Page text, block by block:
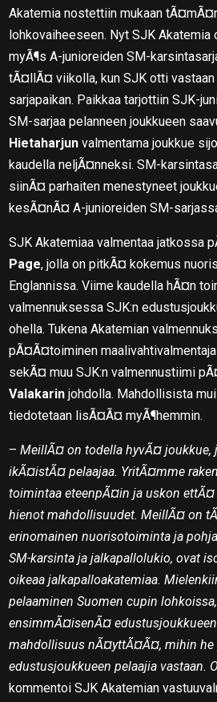
Akatemia nostettiin mukaan
lohkovaiheeseen. Nyt SJK Akatemia
myÃ¶s A-junioreiden SM-
tÃ¤llÃ¤ viikolla, kun SJK otti
sarjapaikan. Paikkaa tarjottiin SJK-
SM-sarjaa pelanneen joukkueen
Hietaharjun valmentama joukkue
kaudella neljÃ¤nneksi. SM-
siinÃ¤ parhaiten menestyneet
kesÃ¤nÃ¤ A-junioreiden SM-
SJK Akatemiaa valmentaa jatkossa
Page, jolla on pitkÃ¤ kokemus
Englannissa. Viime kaudella hÃ¤n
valmennuksessa SJK:n
ohella. Tukena Akatemian
pÃ¤Ã¤toiminen maalivahtivalmentaja
sekÃ¤ muu SJK:n valmennustiimi
Valakarin johdolla. Mahdollisista
tiedotetaan lisÃ¤Ã¤ myÃ¶hemmin.
–MeillÃ¤ on todella hyvÃ¤ joukkue,
ikÃ¤istÃ¤ pelaajaa. YritÃ¤mme
toimintaa eteenpÃ¤in ja uskon
hienot mahdollisuudet. MeillÃ¤ on
erinomainen nuorisotoiminta ja
SM-karsinta ja jalkapallolukio, ovat
oikeaa jalkapalloakatemiaa.
pelaaminen Suomen cupin
ensimmÃ¤isenÃ¤
mahdollisuus nÃ¤yttÃ¤Ã¤, mihin he
edustusjoukkueen pelaajia vastaan.
kommentoi SJK Akatemian